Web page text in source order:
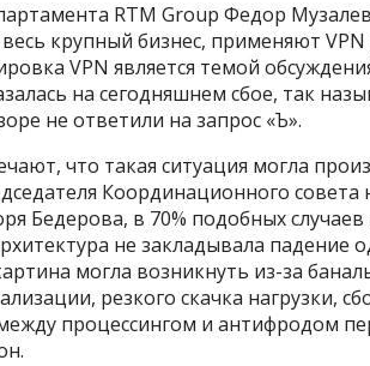
RTM Group Федор
крупный бизнес, применяют VPN
VPN является темой
на сегодняшнем сбое, так
не ответили на запрос «Ъ».
что такая ситуация могла
Координационного совета
Бедерова, в 70% подобных
не закладывала падение
могла возникнуть из-за
резкого скачка нагрузки,
процессингом и антифродом